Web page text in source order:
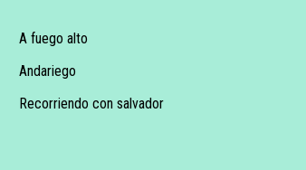
A fuego alto
Andariego
Recorriendo con salvador